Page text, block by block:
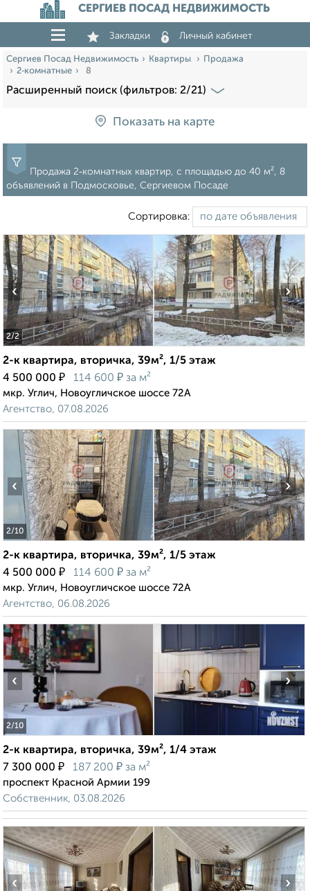
СЕРГИЕВ ПОСАД НЕДВИЖИМОСТЬ
Закладки Личный кабинет
Сергиев Посад Недвижимость Квартиры
Продажа
2‑комнатные
8
Расширенный поиск (фильтров: 2/21)
Показать на карте
Продажа 2‑комнатных квартир, c площадью до 40 м², 8
объявлений в Подмосковье, Сергиевом Посаде
Сортировка:
2/2
‹ ›
2-к квартира, вторичка, 39м², 1/5 этаж
4 500 000 ₽ 114 600 ₽ за м²
мкр. Углич, Новоугличское шоссе 72А
Агентство, 07.08.2026
2/10
‹ ›
2-к квартира, вторичка, 39м², 1/5 этаж
4 500 000 ₽ 114 600 ₽ за м²
мкр. Углич, Новоугличское шоссе 72А
Агентство, 06.08.2026
2/10
‹ ›
2-к квартира, вторичка, 39м², 1/4 этаж
7 300 000 ₽ 187 200 ₽ за м²
проспект Красной Армии 199
Собственник, 03.08.2026
‹ ›